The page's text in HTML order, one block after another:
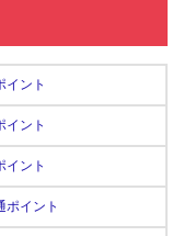
イント
イント
イント
ポイント